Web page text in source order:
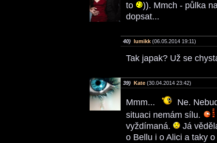
to
)). Mmch - půlka
dopsat...
40) lumikk (06.05.2014 19:11)
Tak japak? Už se
39) Kate (30.04.2014 23:42)
Mmm...
Ne.
situaci nemám sílu.
vyždímaná.
Já
o Bellu i o Alici a taky